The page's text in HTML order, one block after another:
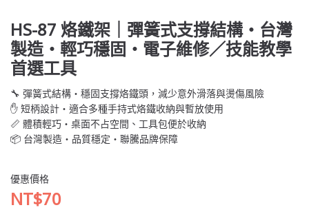
HS-87 烙鐵架｜彈簧式支撐結構・台灣
製造・輕巧穩固・電子維修／技能教學
首選工具
🔧 彈簧式結構・穩固支撐烙鐵頭，減少意外滑落與燙傷風險
✋ 短柄設計・適合多種手持式烙鐵收納與暫放使用
📏 體積輕巧・桌面不占空間、工具包便於收納
📦 台灣製造・品質穩定・聯騰品牌保障
優惠價格
NT$70